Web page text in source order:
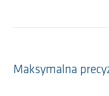
Maksymalna